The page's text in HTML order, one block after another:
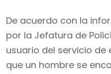
De acuerdo con la
por la Jefatura de
usuario del servicio de
que un hombre se